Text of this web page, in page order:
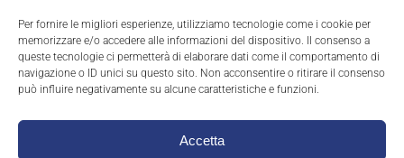
Per fornire le migliori esperienze, utilizziamo tecnologie come i cookie per
memorizzare e/o accedere alle informazioni del dispositivo. Il consenso a
queste tecnologie ci permetterà di elaborare dati come il comportamento di
navigazione o ID unici su questo sito. Non acconsentire o ritirare il consenso
può influire negativamente su alcune caratteristiche e funzioni.
Accetta
Assistenza e consulenza
Contatti
+39.0823.758335
labo@marino.it